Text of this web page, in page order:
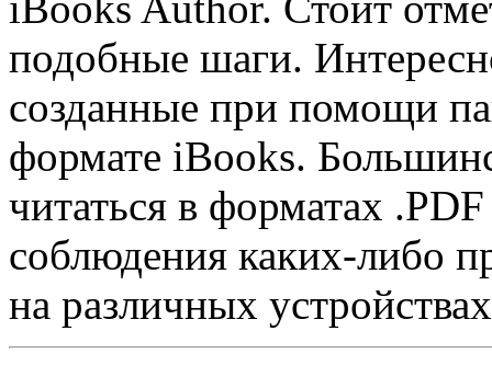
подобные шаги.
созданные при помощи
формате iBooks.
читаться в форматах
соблюдения каких-либо
на различных